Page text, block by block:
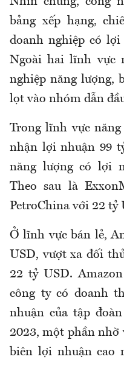
bảng xếp hạng,
doanh nghiệp có
Ngoài hai lĩnh vực
nghiệp năng lượng,
lọt vào nhóm dẫn
Trong lĩnh vực
nhận lợi nhuận 99
năng lượng có lợi
Theo sau là
PetroChina với 22 tỷ
Ở lĩnh vực bán lẻ,
USD, vượt xa đối
22 tỷ USD.
công ty có doanh
nhuận của tập
2023, một phần nhờ
biên lợi nhuận cao